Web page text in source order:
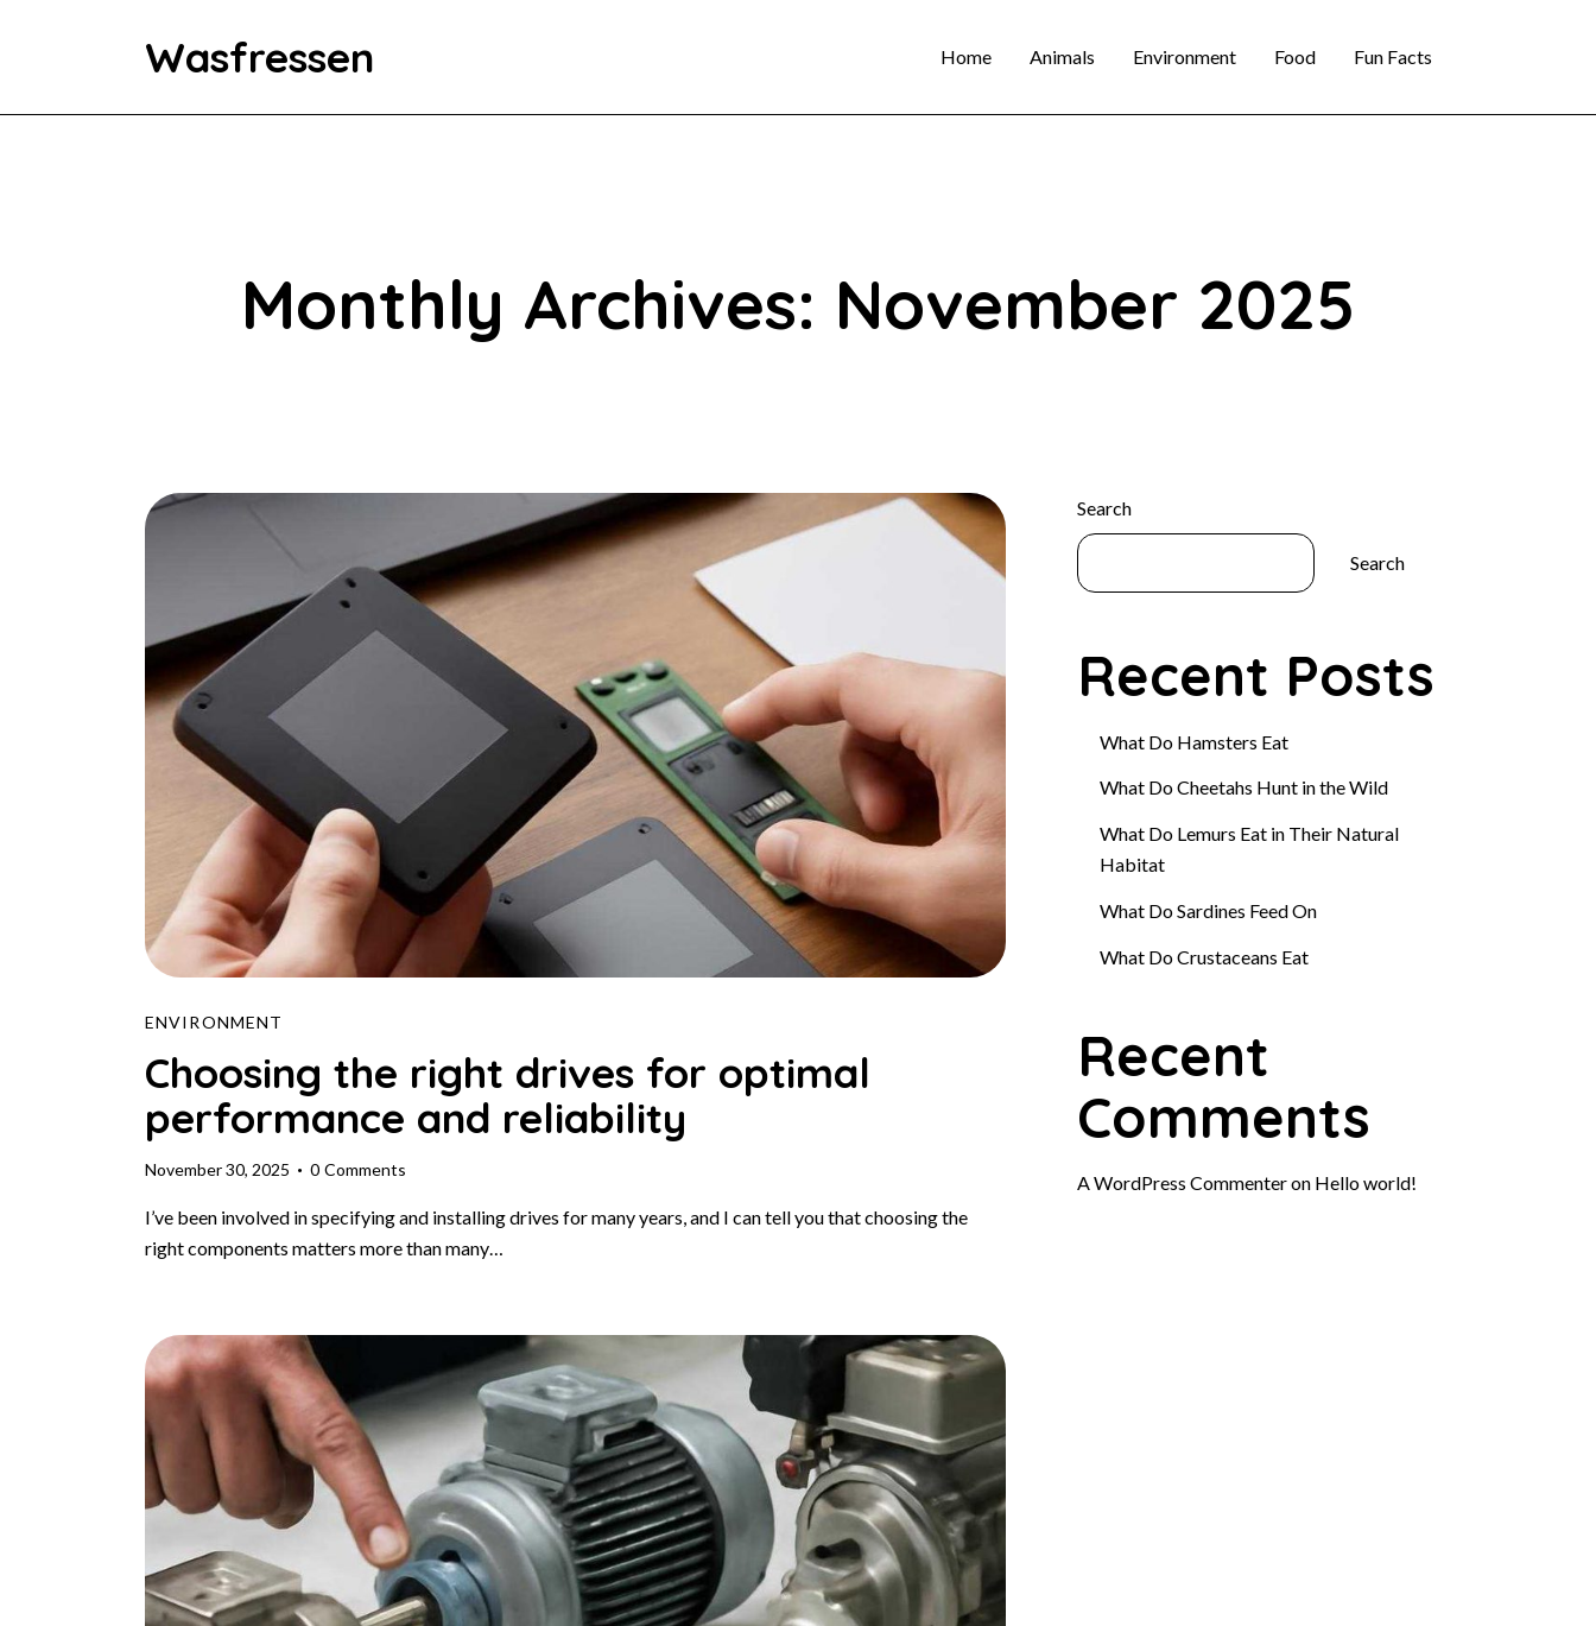
Wasfressen Home Animals Environment Food Fun Facts
Monthly Archives: November 2025
Home
Environment
ENVIRONMENT
Choosing the right drives for optimal
performance and reliability
November 30, 2025 0 Comments
I’ve been involved in specifying and installing drives for many years, and I can tell you that choosing the
right components matters more than many…
Search
Search
Recent Posts
What Do Hamsters Eat
What Do Cheetahs Hunt in the Wild
What Do Lemurs Eat in Their Natural
Habitat
What Do Sardines Feed On
What Do Crustaceans Eat
Recent
Comments
A WordPress Commenteron Hello world!